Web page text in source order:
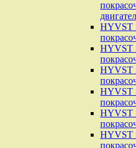
HYVST
HYVST
HYVST
HYVST
HYVST
HYVST